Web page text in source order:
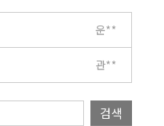
운**
관**
검색